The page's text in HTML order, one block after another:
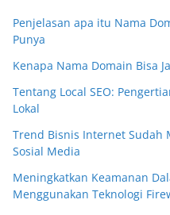
Penjelasan apa itu Nama
Punya
Kenapa Nama Domain Bisa
Tentang Local SEO:
Lokal
Trend Bisnis Internet Sudah
Sosial Media
Meningkatkan Keamanan
Menggunakan Teknologi